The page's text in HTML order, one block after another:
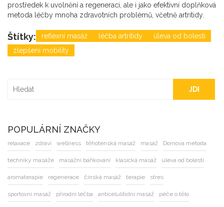
prostředek k uvolnění a regeneraci, ale i jako efektivní doplňková
metoda léčby mnoha zdravotních problémů, včetně artritidy.
Štítky: reflexní masáž léčba artritidy
úleva od bolesti
zlepšení mobility
JDI
POPULÁRNÍ ZNAČKY
relaxace zdraví wellness těhotenská masáž masáž Dornova metoda
techniky masáže masážní baňkování klasická masáž úleva od bolesti
aromaterapie regenerace čínská masáž terapie stres
sportovní masáž přírodní léčba anticelulitidní masáž péče o tělo